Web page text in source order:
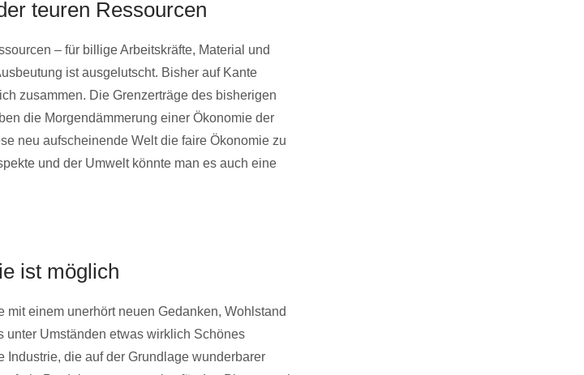
teuren Ressourcen
– für billige Arbeitskräfte, Material und
ist ausgelutscht. Bisher auf Kante
zusammen. Die Grenzerträge des bisherigen
die Morgendämmerung einer Ökonomie der
neu aufscheinende Welt die faire Ökonomie zu
und der Umwelt könnte man es auch eine
ist möglich
einem unerhört neuen Gedanken, Wohlstand
unter Umständen etwas wirklich Schönes
die auf der Grundlage wunderbarer